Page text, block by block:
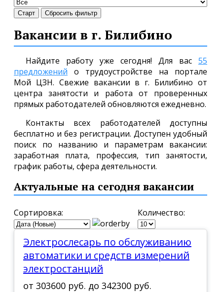
Старт Сбросить фильтр
Вакансии в г. Билибино
Найдите работу уже сегодня! Для вас 55
предложений о трудоустройстве на портале
Мой ЦЗН. Свежие вакансии в г. Билибино от
центра занятости и работа от проверенных
прямых работодателей обновляются ежедневно.
Контакты всех работодателей доступны
бесплатно и без регистрации. Доступен удобный
поиск по названию и параметрам вакансии:
заработная плата, профессия, тип занятости,
график работы, сфера деятельности.
Актуальные на сегодня вакансии
Сортировка: Количество:
Электрослесарь по обслуживанию
автоматики и средств измерений
электростанций
от 303600 руб. до 342300 руб.